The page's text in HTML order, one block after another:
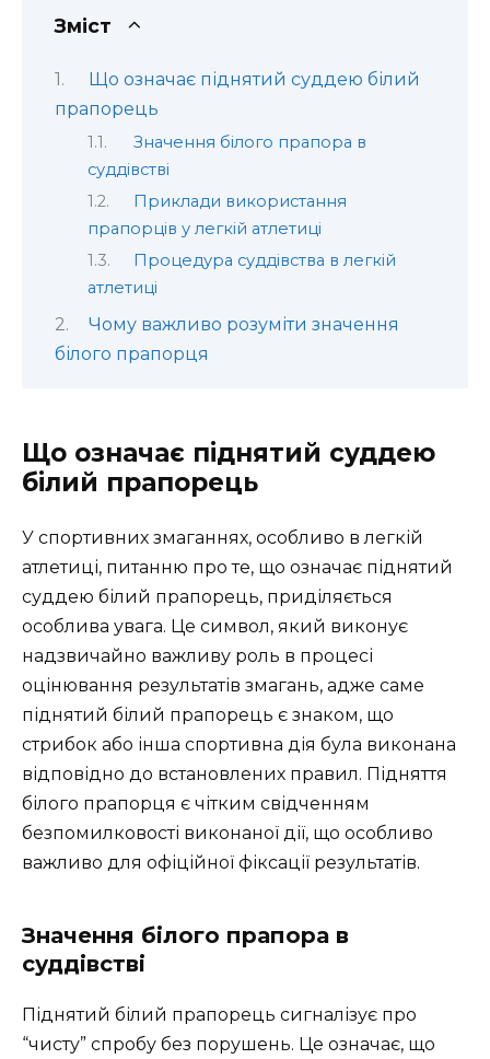
Зміст
Що означає піднятий суддею білий
прапорець
Значення білого прапора в
суддівстві
Приклади використання
прапорців у легкій атлетиці
Процедура суддівства в легкій
атлетиці
Чому важливо розуміти значення
білого прапорця
Що означає піднятий суддею
білий прапорець
У спортивних змаганнях, особливо в легкій
атлетиці, питанню про те, що означає піднятий
суддею білий прапорець, приділяється
особлива увага. Це символ, який виконує
надзвичайно важливу роль в процесі
оцінювання результатів змагань, адже саме
піднятий білий прапорець є знаком, що
стрибок або інша спортивна дія була виконана
відповідно до встановлених правил. Підняття
білого прапорця є чітким свідченням
безпомилковості виконаної дії, що особливо
важливо для офіційної фіксації результатів.
Значення білого прапора в
суддівстві
Піднятий білий прапорець сигналізує про
“чисту” спробу без порушень. Це означає, що